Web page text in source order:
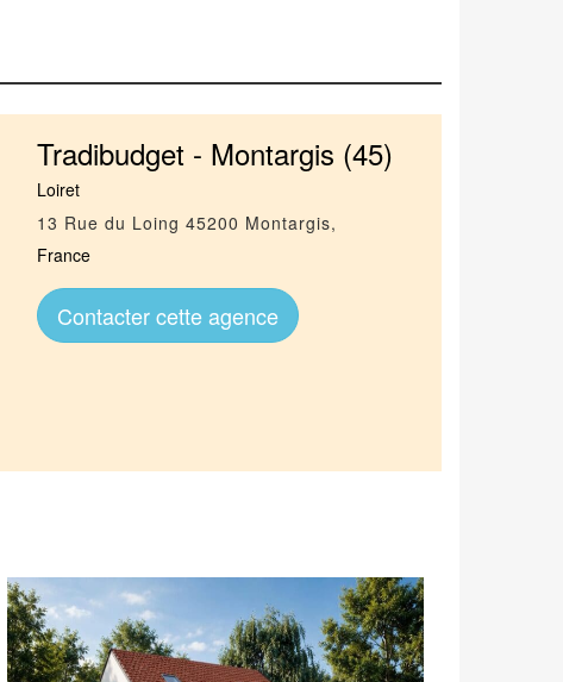
Tradibudget - Montargis (45)
Loiret
13 Rue du Loing 45200 Montargis,
France
Contacter cette agence